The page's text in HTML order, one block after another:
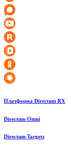
Платформа Directum RX
Directum Omni
Directum Targets